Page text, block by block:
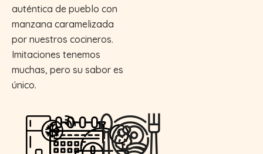
auténtica de pueblo con
manzana caramelizada
por nuestros cocineros.
Imitaciones tenemos
muchas, pero su sabor es
único.